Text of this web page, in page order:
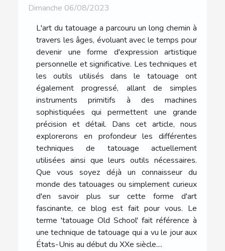
Dimanche 06/08/2023
L'art du tatouage a parcouru un long chemin à
travers les âges, évoluant avec le temps pour
devenir une forme d'expression artistique
personnelle et significative. Les techniques et
les outils utilisés dans le tatouage ont
également progressé, allant de simples
instruments primitifs à des machines
sophistiquées qui permettent une grande
précision et détail. Dans cet article, nous
explorerons en profondeur les différentes
techniques de tatouage actuellement
utilisées ainsi que leurs outils nécessaires.
Que vous soyez déjà un connaisseur du
monde des tatouages ou simplement curieux
d'en savoir plus sur cette forme d'art
fascinante, ce blog est fait pour vous. Le
terme 'tatouage Old School' fait référence à
une technique de tatouage qui a vu le jour aux
États-Unis au début du XXe siècle....